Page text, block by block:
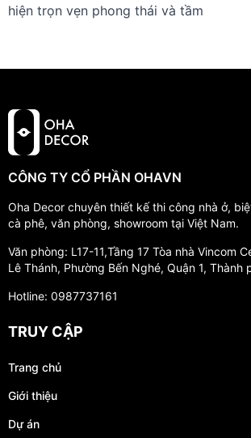
hiện trọn vẹn phong thái và tầm
CÔNG TY CỔ PHẦN OHAVN
Oha Decor chuyên thiết kế thi công nhà ở,
cà phê, văn phòng, showroom tại Việt Nam.
Văn phòng: L17-11,Tầng 17 Tòa nhà Vincom
Lê Thánh, Phường Bến Nghé, Quận 1, Thành
Hotline: 0987737161
TRUY CẬP
Trang chủ
Giới thiệu
Dự án